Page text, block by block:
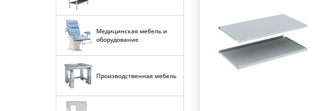
Медицинская мебель и
оборудование
Производственная мебель